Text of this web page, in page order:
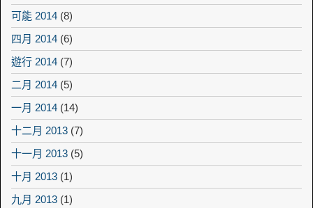
可能 2014 (8)
四月 2014 (6)
遊行 2014 (7)
二月 2014 (5)
一月 2014 (14)
十二月 2013 (7)
十一月 2013 (5)
十月 2013 (1)
九月 2013 (1)